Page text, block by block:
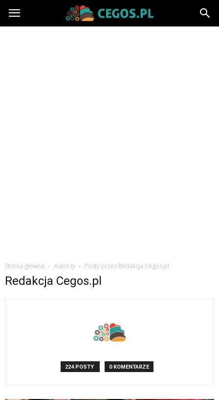
Cegos.pl
Strona główna Autorzy Posty przez Redakcja Cegos.pl
Redakcja Cegos.pl
224 POSTY 0 KOMENTARZE